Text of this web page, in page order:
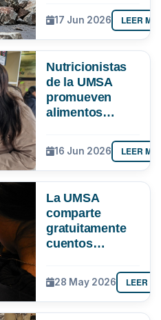
la UMSA entran
al debate con
alternativas
perjuicio
17 Jun 2026 LEER
Nutricionistas
de la UMSA
promueven
alimentos
alternativa
saludable frente
precios
16 Jun 2026 LEER
La UMSA
comparte
gratuitamente
cuentos
lectura en
tiempos de
28 May 2026 LEER